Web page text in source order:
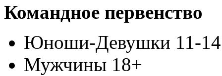
Командное первенство
Юноши-Девушки 11-14
Мужчины 18+